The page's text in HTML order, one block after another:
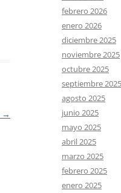
→
febrero 2026
enero 2026
diciembre 2025
noviembre 2025
octubre 2025
septiembre 2025
agosto 2025
junio 2025
mayo 2025
abril 2025
marzo 2025
febrero 2025
enero 2025